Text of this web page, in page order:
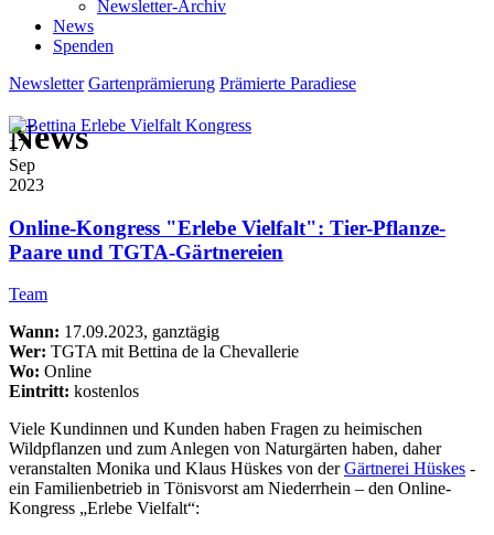
Newsletter-Archiv
News
Spenden
Newsletter Gartenprämierung Prämierte Paradiese
News
17
Sep
2023
Online-Kongress "Erlebe Vielfalt": Tier-Pflanze-
Paare und TGTA-Gärtnereien
Team
Wann: 17.09.2023, ganztägig
Wer: TGTA mit Bettina de la Chevallerie
Wo: Online
Eintritt: kostenlos
Viele Kundinnen und Kunden haben Fragen zu heimischen
Wildpflanzen und zum Anlegen von Naturgärten haben, daher
veranstalten Monika und Klaus Hüskes von derGärtnerei Hüskes -
ein Familienbetrieb in Tönisvorst am Niederrhein – den Online-
Kongress „Erlebe Vielfalt“: